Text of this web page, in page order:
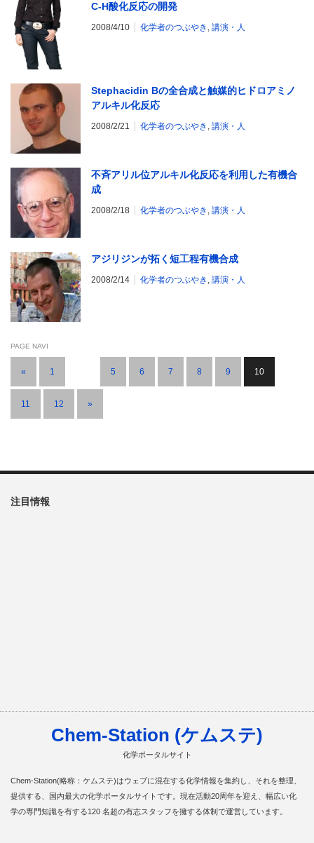
C-H酸化反応の開発
2008/4/10 化学者のつぶやき , 講演・人
Stephacidin Bの全合成と触媒的ヒドロアミノ
アルキル化反応
2008/2/21 化学者のつぶやき , 講演・人
不斉アリル位アルキル化反応を利用した有機合
成
2008/2/18 化学者のつぶやき , 講演・人
アジリジンが拓く短工程有機合成
2008/2/14 化学者のつぶやき , 講演・人
PAGE NAVI
« 1 5 6 7 8 9 10
11 12 »
注目情報
Chem-Station (ケムステ)
化学ポータルサイト
Chem-Station(略称：ケムステ)はウェブに混在する化学情報を集約し、それを整理、
提供する、国内最大の化学ポータルサイトです。現在活動20周年を迎え、幅広い化
学の専門知識を有する120 名超の有志スタッフを擁する体制で運営しています。